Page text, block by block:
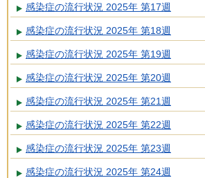
感染症の流行状況 2025年 第17週
感染症の流行状況 2025年 第18週
感染症の流行状況 2025年 第19週
感染症の流行状況 2025年 第20週
感染症の流行状況 2025年 第21週
感染症の流行状況 2025年 第22週
感染症の流行状況 2025年 第23週
感染症の流行状況 2025年 第24週